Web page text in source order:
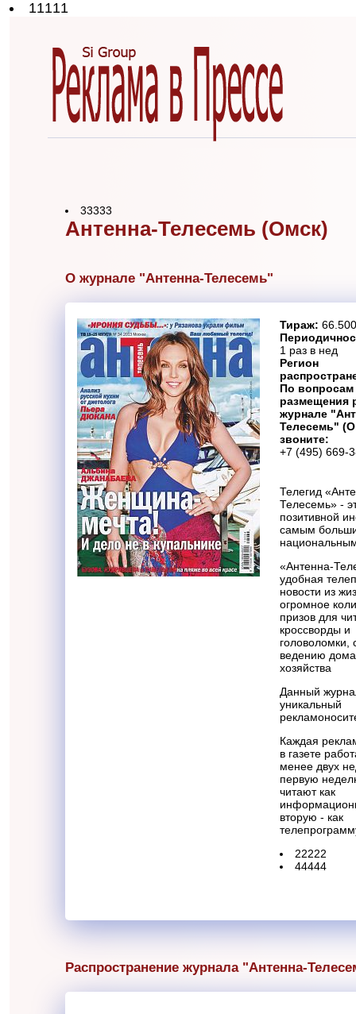
11111
33333
Антенна-Телесемь (Омск)
О журнале "Антенна-Телесемь"
Тираж:
1 раз в нед
Регион
По вопросам
размещения
журнале
Телесемь"
звоните:
+7 (495) 669-
Телегид
Телесемь» -
позитивной
самым
«Антенна-
удобная
новости из
огромное
призов для
кроссворды и
головоломки,
ведению
хозяйства
Данный
уникальный
Каждая
в газете
менее двух
первую
читают как
вторую - как
22222
44444
Распространение журнала "Антенна-